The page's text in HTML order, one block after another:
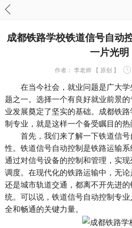
成都铁路学校铁道信号自动
一片光明
作者： 李老师 【 原创 】
在当今社会，就业问题是广大学
题之一。选择一个有良好就业前景
业发展奠定了坚实的基础。成都铁
制专业，就是这样一个备受瞩目的热
首先，我们来了解一下铁道信号
性。铁道信号自动控制是铁路运输
通过对信号设备的控制和管理，实
调度。在现代化的铁路运输中，无
还是城市轨道交通，都离不开先进
统。可以说，铁道信号自动控制专
全和畅通的关键力量。